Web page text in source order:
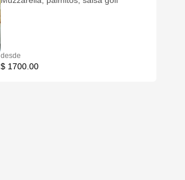
desde
$ 1700.00